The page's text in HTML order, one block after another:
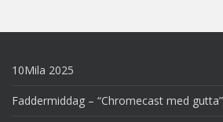
10Mila 2025
Faddermiddag – “Chromecast med gutta”